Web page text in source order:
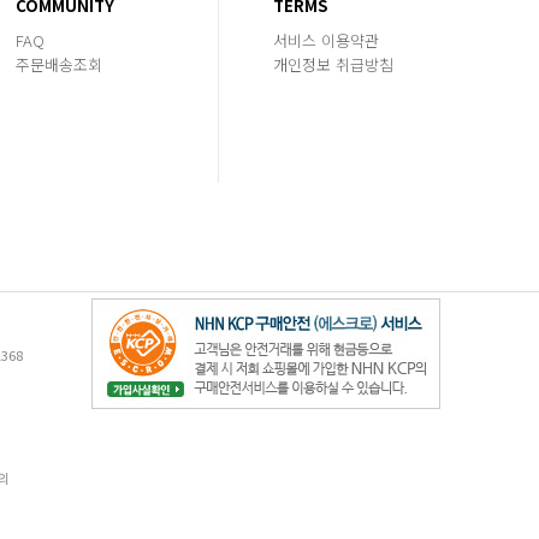
COMMUNITY
FAQ
주문배송조회
TERMS
서비스 이용약관
개인정보 취급방침